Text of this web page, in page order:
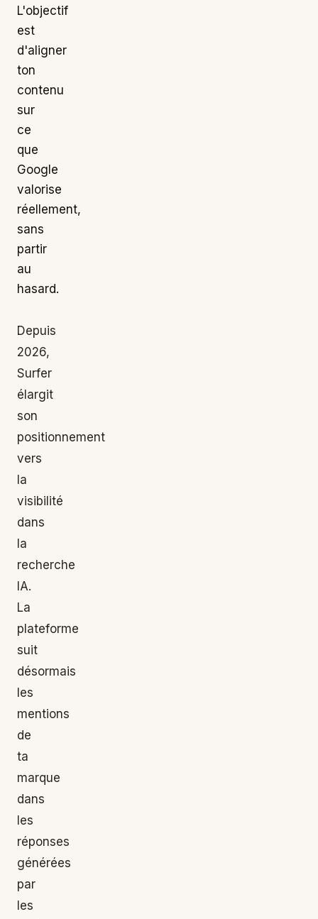
L'objectif
est
d'aligner
ton
contenu
sur
ce
que
Google
valorise
réellement,
sans
partir
au
hasard.
Depuis
2026,
Surfer
élargit
son
positionnement
vers
la
visibilité
dans
la
recherche
IA.
La
plateforme
suit
désormais
les
mentions
de
ta
marque
dans
les
réponses
générées
par
les